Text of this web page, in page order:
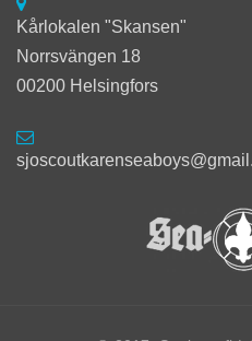
Kårlokalen "Skansen"
Norrsvängen 18
00200 Helsingfors